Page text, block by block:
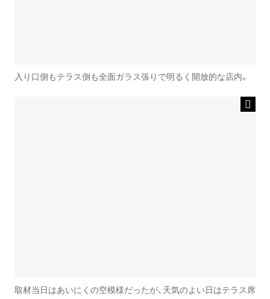
入り口側もテラス側も全面ガラス張りで明るく開放的な店内。
取材当日はあいにくの空模様だったが、天気のよい日はテラス席